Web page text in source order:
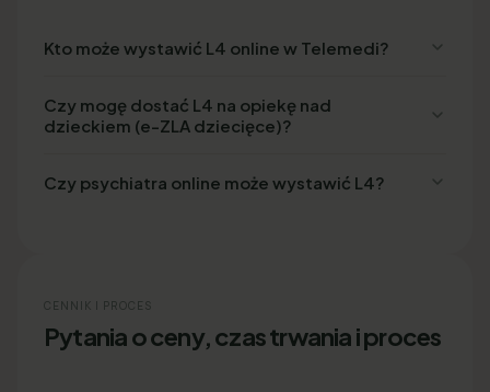
Kto może wystawić L4 online w Telemedi?
Czy mogę dostać L4 na opiekę nad
dzieckiem (e-ZLA dziecięce)?
Czy psychiatra online może wystawić L4?
CENNIK I PROCES
Pytania o ceny, czas trwania i proces